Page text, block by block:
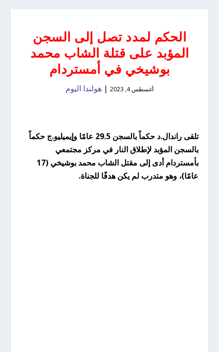
الحكم لمدد تصل إلى السجن
المؤبد على قتلة الشاب محمد
بوشيخي في أمستردام
أغسطس 4, 2023 | هولندا اليوم
تلقى راندال.د حكماً بالسجن 29.5 عامًا وإيميليو.ج حكماً
بالسجن المؤبد لإطلاق النار في مركز مجتمعي
بأمستردام أدى إلى مقتل الشاب محمد بوشيخي (17
عامًا)، وهو متدرب لم يكن هدفًا للجناة.